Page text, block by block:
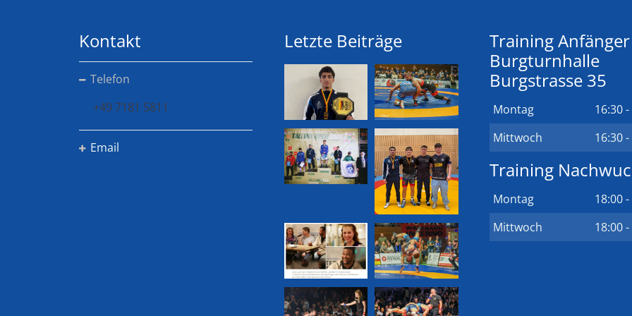
Kontakt
Telefon
+49 7181 5811
Email
Letzte Beiträge
Training Anfänger
Burgturnhalle
Burgstrasse 35
Montag
16:30
Mittwoch
16:30
Training
Montag
18:00
Mittwoch
18:00